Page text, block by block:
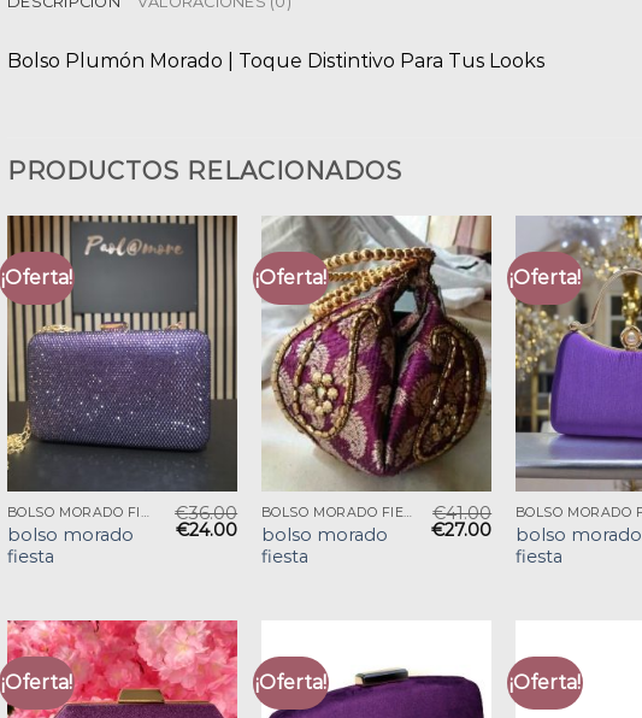
Bolso Plumón Morado | Toque Distintivo Para Tus Looks
PRODUCTOS RELACIONADOS
¡Oferta!
BOLSO MORADO FIESTA
bolso morado
fiesta
€36.00
€24.00
¡Oferta!
BOLSO MORADO FIESTA
bolso morado
fiesta
€41.00
€27.00
¡Oferta!
bolso morado
fiesta
¡Oferta! ¡Oferta! ¡Oferta!